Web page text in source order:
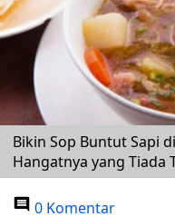
Bikin Sop Buntut Sapi
Hangatnya yang Tiada
0 Komentar